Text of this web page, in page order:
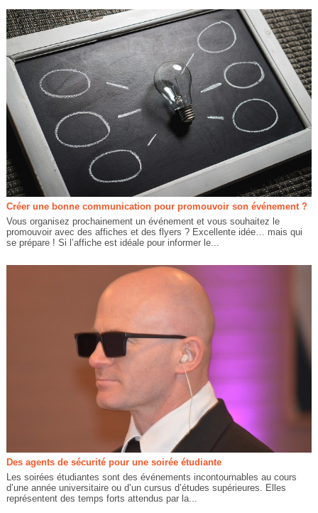
Créer une bonne communication pour promouvoir son événement ?
Vous organisez prochainement un événement et vous souhaitez le
promouvoir avec des affiches et des flyers ? Excellente idée… mais qui
se prépare ! Si l’affiche est idéale pour informer le...
Des agents de sécurité pour une soirée étudiante
Les soirées étudiantes sont des événements incontournables au cours
d’une année universitaire ou d’un cursus d’études supérieures. Elles
représentent des temps forts attendus par la...